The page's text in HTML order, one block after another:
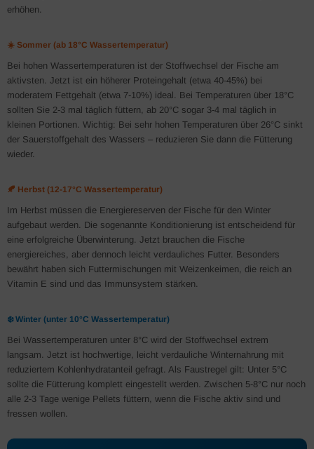
erhöhen.
☀️ Sommer (ab 18°C Wassertemperatur)
Bei hohen Wassertemperaturen ist der Stoffwechsel der Fische am
aktivsten. Jetzt ist ein höherer Proteingehalt (etwa 40-45%) bei
moderatem Fettgehalt (etwa 7-10%) ideal. Bei Temperaturen über 18°C
sollten Sie 2-3 mal täglich füttern, ab 20°C sogar 3-4 mal täglich in
kleinen Portionen. Wichtig: Bei sehr hohen Temperaturen über 26°C sinkt
der Sauerstoffgehalt des Wassers – reduzieren Sie dann die Fütterung
wieder.
🍂 Herbst (12-17°C Wassertemperatur)
Im Herbst müssen die Energiereserven der Fische für den Winter
aufgebaut werden. Die sogenannte Konditionierung ist entscheidend für
eine erfolgreiche Überwinterung. Jetzt brauchen die Fische
energiereiches, aber dennoch leicht verdauliches Futter. Besonders
bewährt haben sich Futtermischungen mit Weizenkeimen, die reich an
Vitamin E sind und das Immunsystem stärken.
❄️ Winter (unter 10°C Wassertemperatur)
Bei Wassertemperaturen unter 8°C wird der Stoffwechsel extrem
langsam. Jetzt ist hochwertige, leicht verdauliche Winternahrung mit
reduziertem Kohlenhydratanteil gefragt. Als Faustregel gilt: Unter 5°C
sollte die Fütterung komplett eingestellt werden. Zwischen 5-8°C nur noch
alle 2-3 Tage wenige Pellets füttern, wenn die Fische aktiv sind und
fressen wollen.